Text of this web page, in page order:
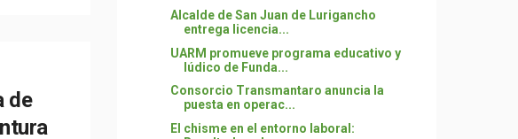
de
Alcalde de San Juan de Lurigancho
entrega licencia...
UARM promueve programa educativo y
lúdico de Funda...
Consorcio Transmantaro anuncia la
puesta en operac...
El chisme en el entorno laboral: